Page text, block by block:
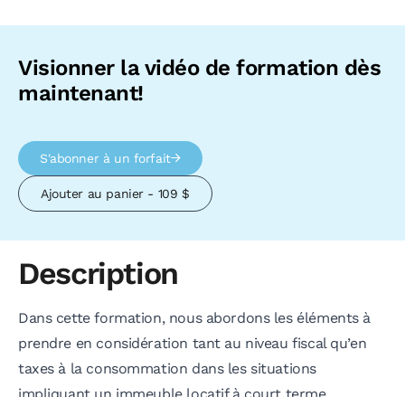
Visionner la vidéo de formation dès
maintenant!
S'abonner à un forfait
Ajouter au panier - 109 $
Description
Dans cette formation, nous abordons les éléments à
prendre en considération tant au niveau fiscal qu’en
taxes à la consommation dans les situations
impliquant un immeuble locatif à court terme